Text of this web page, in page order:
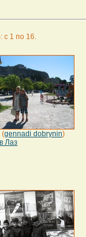
с 1 по 16.
(gennadi dobrynin)
Лаз